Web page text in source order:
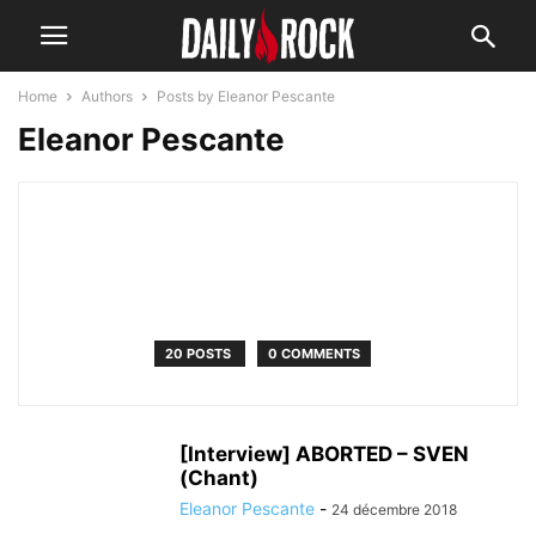
Home Authors Posts by Eleanor Pescante
Eleanor Pescante
20 POSTS 0 COMMENTS
[Interview] ABORTED – SVEN
(Chant)
Eleanor Pescante - 24 décembre 2018